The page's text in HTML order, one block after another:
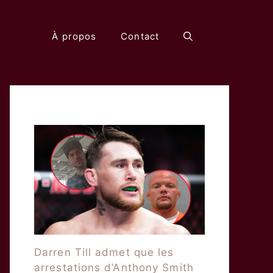
À propos Contact
Darren Till admet que les
arrestations d’Anthony Smith